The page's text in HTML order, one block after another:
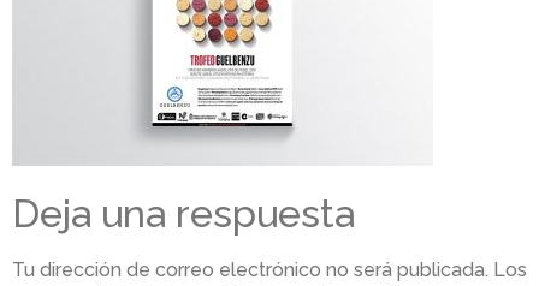
Deja una respuesta
Tu dirección de correo electrónico no será publicada. Los